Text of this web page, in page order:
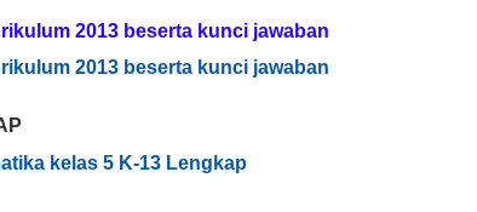
2013 beserta kunci jawaban
2013 beserta kunci jawaban
kelas 5 K-13 Lengkap